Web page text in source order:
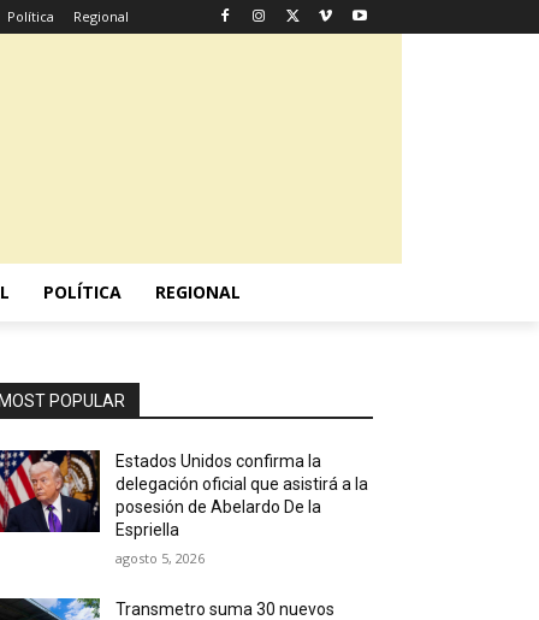
Política Regional
POLÍTICA REGIONAL
MOST POPULAR
Estados Unidos confirma la
delegación oficial que asistirá a la
posesión de Abelardo De la
Espriella
agosto 5, 2026
Transmetro suma 30 nuevos